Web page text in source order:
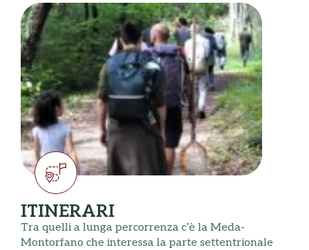
ITINERARI
Tra quelli a lunga percorrenza c’è la Meda-
Montorfano che interessa la parte settentrionale